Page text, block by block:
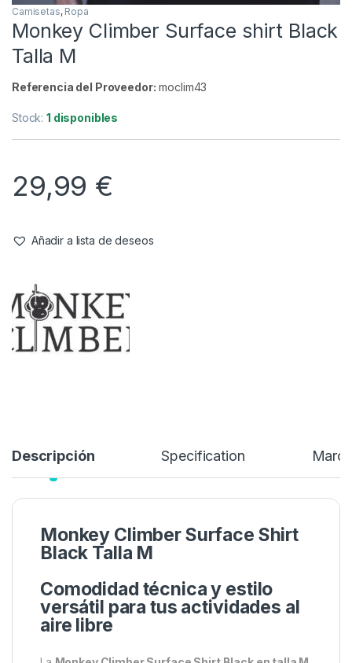
Camisetas
Talla M
Stock:1 disponibles